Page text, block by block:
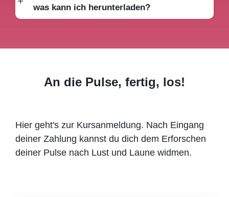
was kann ich herunterladen?
An die Pulse, fertig, los!
Hier geht's zur Kursanmeldung. Nach Eingang
deiner Zahlung kannst du dich dem Erforschen
deiner Pulse nach Lust und Laune widmen.